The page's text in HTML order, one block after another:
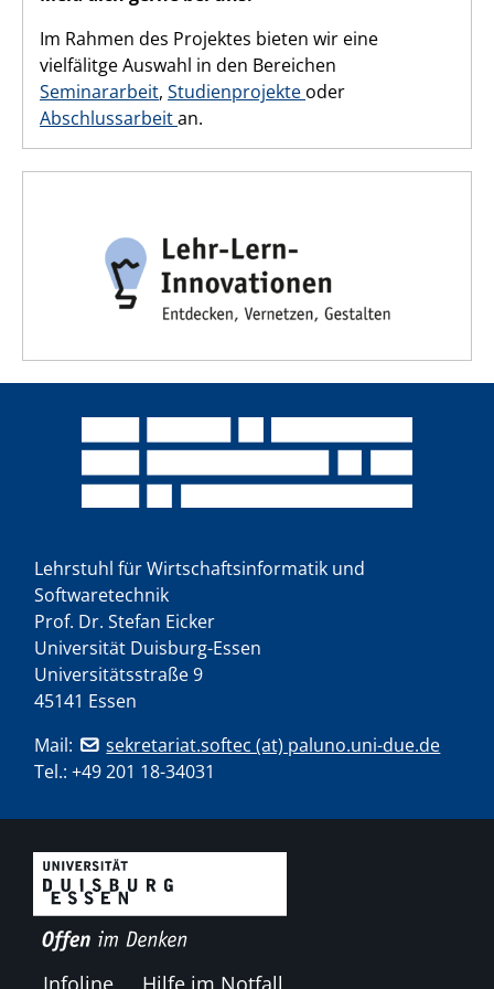
Im Rahmen des Projektes bieten wir eine
vielfälitge Auswahl in den Bereichen
Seminararbeit, Studienprojekte oder
Abschlussarbeitan.
Lehrstuhl für Wirtschaftsinformatik und
Softwaretechnik
Prof. Dr. Stefan Eicker
Universität Duisburg-Essen
Universitätsstraße 9
45141 Essen
Mail:
sekretariat.softec (at) paluno.uni-due.de
Tel.: +49 201 18-34031
Infoline Hilfe im Notfall